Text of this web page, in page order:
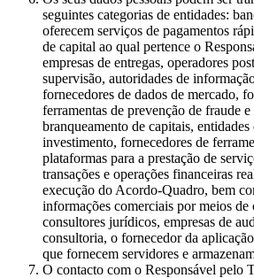
seguintes categorias de entidades:
oferecem serviços de pagamentos
de capital ao qual pertence o
empresas de entregas, operadores
supervisão, autoridades de
fornecedores de dados de mercado,
ferramentas de prevenção de fraude
branqueamento de capitais,
investimento, fornecedores de
plataformas para a prestação de
transações e operações financeiras
execução do Acordo-Quadro, bem
informações comerciais por meios de
consultores jurídicos, empresas de
consultoria, o fornecedor da
que fornecem servidores e
O contacto com o Responsável pelo